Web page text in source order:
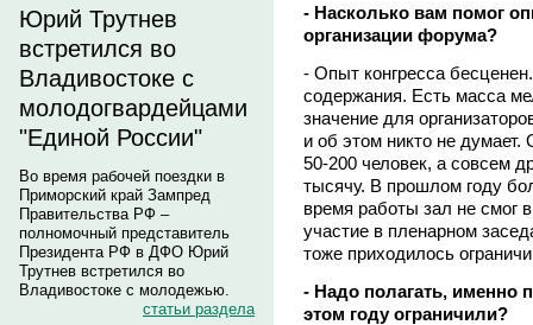
Юрий Трутнев
встретился во
Владивостоке с
молодогвардейцами
"Единой России"
Во время рабочей поездки в
Приморский край Зампред
Правительства РФ –
полномочный представитель
Президента РФ в ДФО Юрий
Трутнев встретился во
Владивостоке с молодежью.
статьи раздела
- Насколько вам помог
организации форума?
- Опыт конгресса
содержания. Есть масса
значение для
и об этом никто не
50-200 человек, а совсем
тысячу. В прошлом году
время работы зал не смог
участие в пленарном
тоже приходилось
- Надо полагать, именно
этом году ограничили?